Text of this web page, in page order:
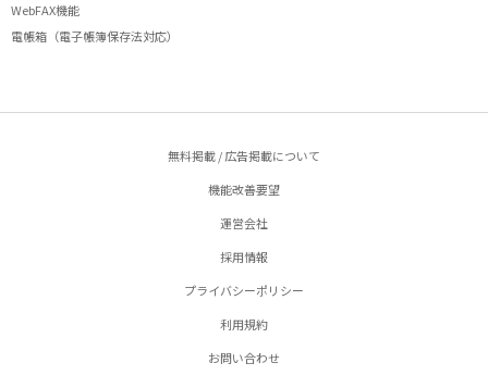
WebFAX機能
電帳箱（電子帳簿保存法対応）
無料掲載 / 広告掲載について
機能改善要望
運営会社
採用情報
プライバシーポリシー
利用規約
お問い合わせ